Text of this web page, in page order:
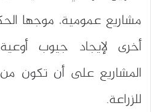
مشاريع عمومية، موجها
أخرى لإيجاد جيوب
المشاريع على أن تكون من
للزراعة.